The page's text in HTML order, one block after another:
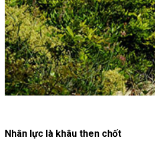
Nhân lực là khâu then chốt